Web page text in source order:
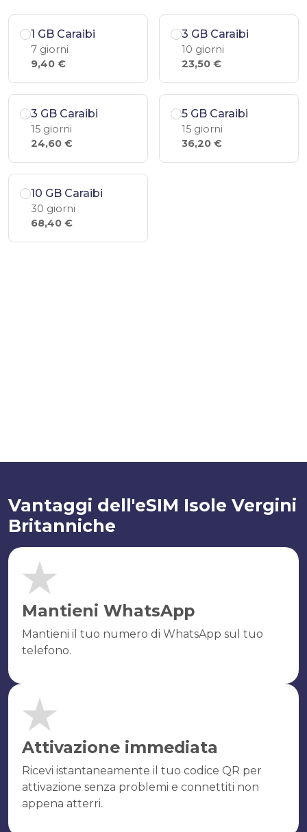
1 GB Caraibi
7 giorni
9,40 €
3 GB Caraibi
10 giorni
23,50 €
3 GB Caraibi
15 giorni
24,60 €
5 GB Caraibi
15 giorni
36,20 €
10 GB Caraibi
30 giorni
68,40 €
Vantaggi dell'eSIM Isole Vergini
Britanniche
Mantieni WhatsApp
Mantieni il tuo numero di WhatsApp sul tuo
telefono.
Attivazione immediata
Ricevi istantaneamente il tuo codice QR per
attivazione senza problemi e connettiti non
appena atterri.